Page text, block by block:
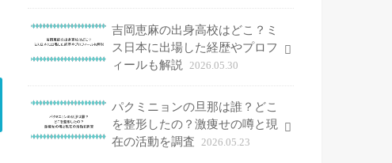
吉岡恵麻の出身高校はどこ？ミ
ス日本に出場した経歴やプロフ
ィールも解説
2026.05.30
パクミニョンの旦那は誰？どこ
を整形したの？激痩せの噂と現
在の活動を調査 2026.05.23